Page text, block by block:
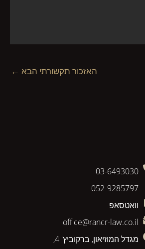
האזכור תקשורתי הבא ←
03-6493030
052-9285797
וואטסאפ
office@rancr-law.co.il
מגדל המוזיאון, ברקוביץ' 4,